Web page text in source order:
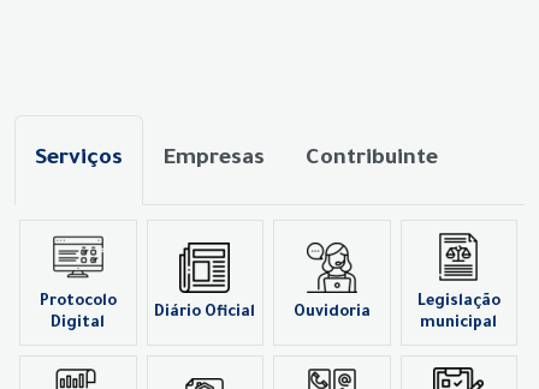
Serviços Empresas Contribuinte
Protocolo
Digital
Diário Oficial Ouvidoria
Legislação
municipal